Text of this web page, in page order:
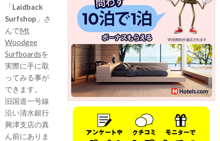
「Laidback
Surfshop 」さ
んでMt
Woodgee
Surfboardsを
実際に手に取
ってみる事が
できます。
旧国道一号線
沿い清水銀行
興津支店の真
ん前にありま